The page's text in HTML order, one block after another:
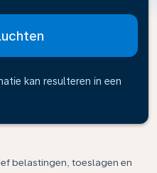
kan resulteren in een
belastingen, toeslagen en